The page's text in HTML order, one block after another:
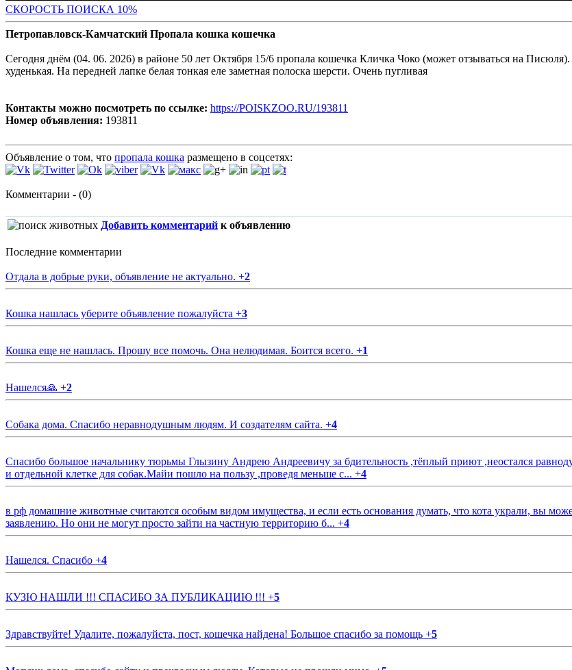
СКОРОСТЬ ПОИСКА 10%
Петропавловск-Камчатский Пропала кошка кошечка
Сегодня днём (04. 06. 2026) в районе 50 лет Октября 15/6 пропала кошечка Кличка Чоко (может отзываться на
худенькая. На передней лапке белая тонкая еле заметная полоска шерсти. Очень пугливая
Контакты можно посмотреть по ссылке: https://POISKZOO.RU/193811
Номер объявления: 193811
Объявление о том, что пропала кошка размещено в соцсетях:
Комментарии - (0)
Добавить комментарий к объявлению
Последние комментарии
Отдала в добрые руки, объявление не актуально. +2
Кошка нашлась уберите объявление пожалуйста +3
Кошка еще не нашлась. Прошу все помочь. Она нелюдимая. Боится всего. +1
Нашелся🙏 +2
Собака дома. Спасибо неравнодушным людям. И создателям сайта. +4
Спасибо большое начальнику тюрьмы Глызину Андрею Андреевичу за бдительность ,тёплый приют ,неостался
и отдельной клетке для собак.Майи пошло на пользу ,проведя меньше с... +4
в рф домашние животные считаются особым видом имущества, и если есть основания думать, что кота украли, вы
заявлению. Но они не могут просто зайти на частную территорию б... +4
Нашелся. Спасибо +4
КУЗЮ НАШЛИ !!! СПАСИБО ЗА ПУБЛИКАЦИЮ !!! +5
Здравствуйте! Удалите, пожалуйста, пост, кошечка найдена! Большое спасибо за помощь +5